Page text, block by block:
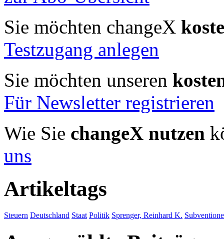
Sie möchten changeX
Testzugang anlegen
Sie möchten unseren
Für Newsletter registrieren
Wie Sie changeX nutzen
uns
Artikeltags
Steuern Deutschland Staat Politik Sprenger, Reinhard K.